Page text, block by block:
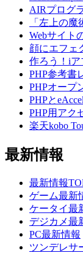
AIRプログ
「左上の
Webサイト
顔にエフェ
作ろう！iア
PHP参考書
PHPオープ
PHPと
PHP用アク
楽天kobo
最新情報
最新情報
ゲーム最新
ケータイ最
デジカメ最
PC最新情報
ツンデレサ